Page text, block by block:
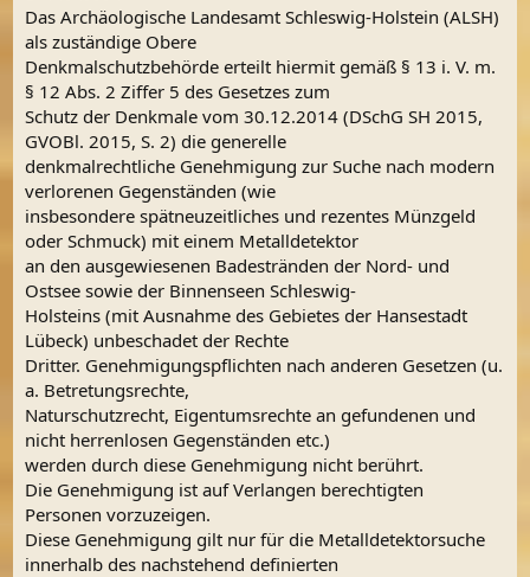
Das Archäologische Landesamt Schleswig-Holstein (ALSH)
als zuständige Obere
Denkmalschutzbehörde erteilt hiermit gemäß § 13 i. V. m.
§ 12 Abs. 2 Ziffer 5 des Gesetzes zum
Schutz der Denkmale vom 30.12.2014 (DSchG SH 2015,
GVOBl. 2015, S. 2) die generelle
denkmalrechtliche Genehmigung zur Suche nach modern
verlorenen Gegenständen (wie
insbesondere spätneuzeitliches und rezentes Münzgeld
oder Schmuck) mit einem Metalldetektor
an den ausgewiesenen Badestränden der Nord- und
Ostsee sowie der Binnenseen Schleswig-
Holsteins (mit Ausnahme des Gebietes der Hansestadt
Lübeck) unbeschadet der Rechte
Dritter. Genehmigungspflichten nach anderen Gesetzen (u.
a. Betretungsrechte,
Naturschutzrecht, Eigentumsrechte an gefundenen und
nicht herrenlosen Gegenständen etc.)
werden durch diese Genehmigung nicht berührt.
Die Genehmigung ist auf Verlangen berechtigten
Personen vorzuzeigen.
Diese Genehmigung gilt nur für die Metalldetektorsuche
innerhalb des nachstehend definierten